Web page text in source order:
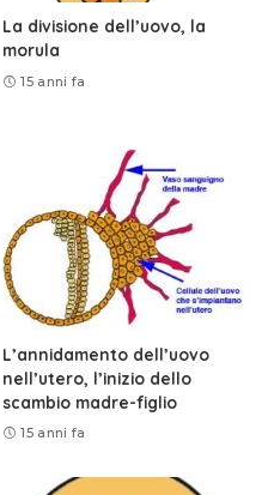
La divisione dell’uovo, la
morula
15 anni fa
L’annidamento dell’uovo
nell’utero, l’inizio dello
scambio madre-figlio
15 anni fa